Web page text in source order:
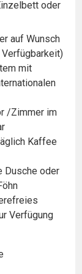
oder
auf Wunsch
Verfügbarkeit)
mit
/Zimmer im
Kaffee
Dusche oder
Verfügung